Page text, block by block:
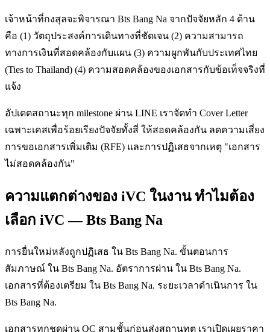
เจ้าหน้าที่กงสุลจะพิจารณา Bts Bang Na จากปัจจัยหลัก 4 ด้าน
คือ (1) วัตถุประสงค์การเดินทางที่ชัดเจน (2) ความสามารถ
ทางการเงินที่สอดคล้องกับแผน (3) ความผูกพันกับประเทศไทย
(Ties to Thailand) (4) ความสอดคล้องของเอกสารกับข้อเท็จจริงที่
แจ้ง
อัปเดตสถานะทุก milestone ผ่าน LINE เราจัดทำ Cover Letter
เฉพาะเคสเพื่อร้อยเรียงปัจจัยทั้งสี่ ให้สอดคล้องกัน ลดความเสี่ยง
การขอเอกสารเพิ่มเติม (RFE) และการปฏิเสธจากเหตุ "เอกสาร
ไม่สอดคล้องกัน"
ความแตกต่างของ iVC ในงาน ทำไมต้อง
เลือก iVC — Bts Bang Na
การยื่นใหม่หลังถูกปฏิเสธ ใน Bts Bang Na. ขั้นตอนการ
สัมภาษณ์ ใน Bts Bang Na. อัตราการผ่าน ใน Bts Bang Na.
เอกสารที่ต้องเตรียม ใน Bts Bang Na. ระยะเวลาดำเนินการ ใน
Bts Bang Na.
เอกสารทุกชุดผ่าน QC สามชั้นก่อนส่งสถานทูต เราเปิดเผยราคา